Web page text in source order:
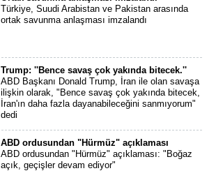
Türkiye, Suudi Arabistan ve Pakistan arasında
ortak savunma anlaşması imzalandı
Trump: ''Bence savaş çok yakında bitecek.''
ABD Başkanı Donald Trump, İran ile olan savaşa
ilişkin olarak, "Bence savaş çok yakında bitecek,
İran'ın daha fazla dayanabileceğini sanmıyorum"
dedi
ABD ordusundan "Hürmüz" açıklaması
ABD ordusundan "Hürmüz" açıklaması: "Boğaz
açık, geçişler devam ediyor"